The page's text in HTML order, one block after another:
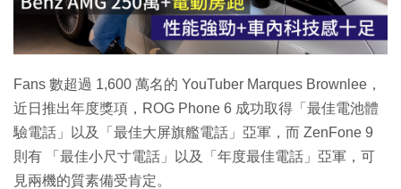
放
影
片
Fans 數超過 1,600 萬名的 YouTuber Marques Brownlee，
近日推出年度獎項，ROG Phone 6 成功取得「最佳電池體
驗電話」以及「最佳大屏旗艦電話」亞軍，而 ZenFone 9
則有 「最佳小尺寸電話」以及「年度最佳電話」亞軍，可
見兩機的質素備受肯定。